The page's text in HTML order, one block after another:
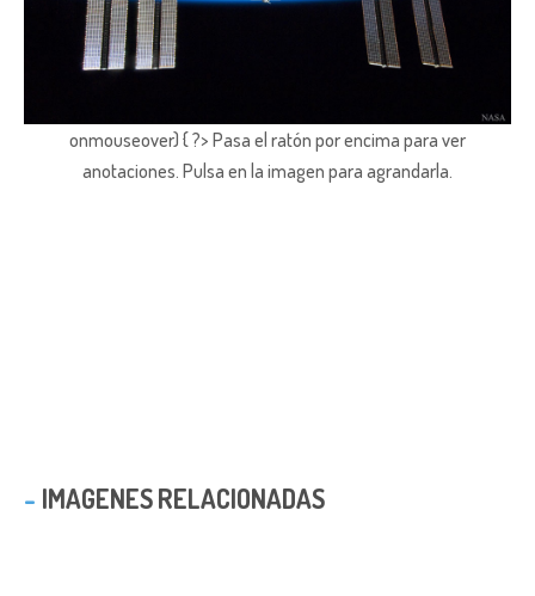
onmouseover) { ?> Pasa el ratón por encima para ver
anotaciones. Pulsa en la imagen para agrandarla.
IMAGENES RELACIONADAS